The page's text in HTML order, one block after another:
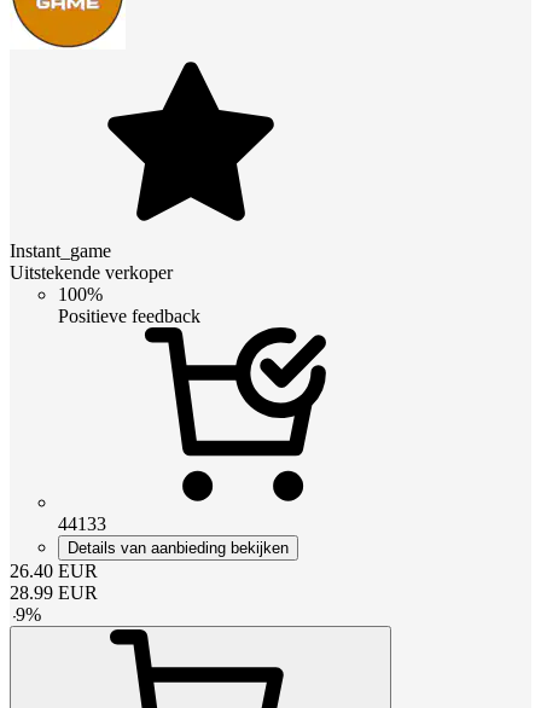
Instant_game
Uitstekende verkoper
100%
Positieve feedback
44133
Details van aanbieding bekijken
26.40 EUR
28.99 EUR
-9%